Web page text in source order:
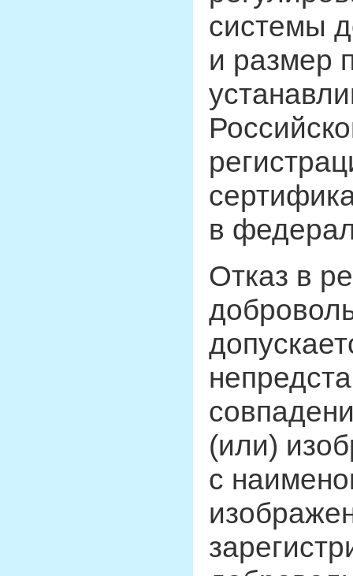
системы
и размер
в
Отказ в
(или)
с